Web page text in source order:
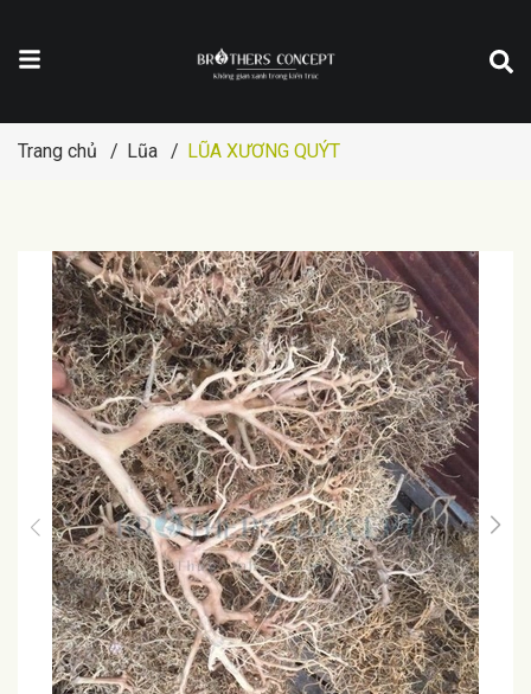
Trang chủ / Lũa / LŨA XƯƠNG QUÝT